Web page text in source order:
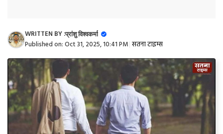
WRITTEN BY :प्रांशु विश्वकर्मा
Published on:Oct 31, 2025, 10:41 PM सतना टाइम्स